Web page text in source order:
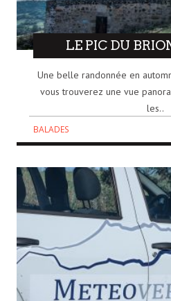
LE PIC DU
Une belle randonnée en
vous trouverez une vue
les..
BALADES